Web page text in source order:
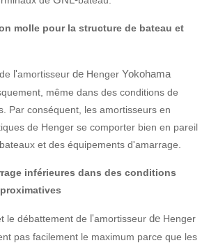
molle pour la structure de bateau et
l'amortisseur de Henger Yokohama
même dans des conditions de
Par conséquent, les amortisseurs en
de Henger se comporter bien en pareil
et des équipements d'amarrage.
inférieures dans des conditions
le débattement de l'amortisseur de Henger
pas facilement le maximum parce que les